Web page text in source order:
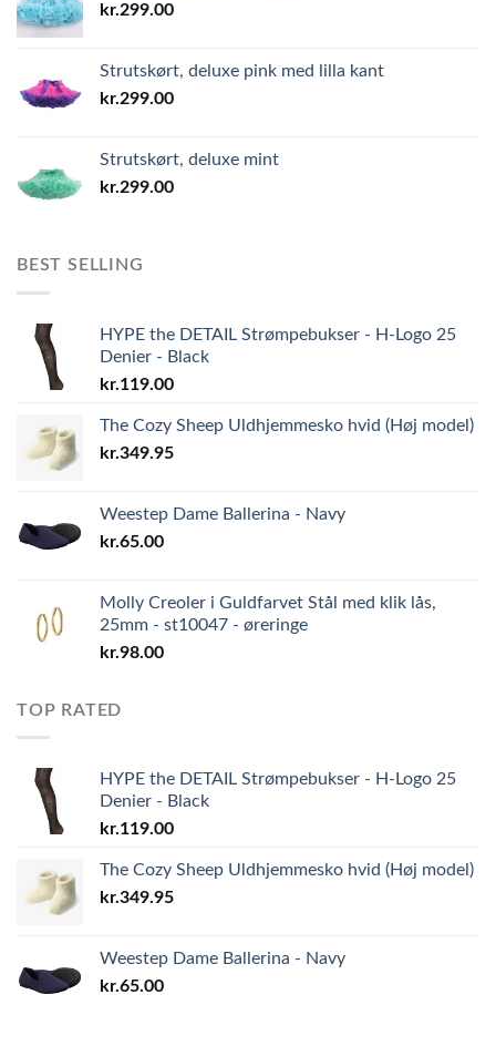
kr.299.00
Strutskørt, deluxe pink med lilla kant
kr.299.00
Strutskørt, deluxe mint
kr.299.00
BEST SELLING
HYPE the DETAIL Strømpebukser - H-Logo 25
Denier - Black
kr.119.00
The Cozy Sheep Uldhjemmesko hvid (Høj model)
kr.349.95
Weestep Dame Ballerina - Navy
kr.65.00
Molly Creoler i Guldfarvet Stål med klik lås,
25mm - st10047 - øreringe
kr.98.00
TOP RATED
HYPE the DETAIL Strømpebukser - H-Logo 25
Denier - Black
kr.119.00
The Cozy Sheep Uldhjemmesko hvid (Høj model)
kr.349.95
Weestep Dame Ballerina - Navy
kr.65.00